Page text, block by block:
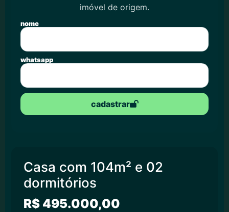
imóvel de origem.
nome
whatsapp
cadastrar
Casa com 104m² e 02
dormitórios
R$ 495.000,00